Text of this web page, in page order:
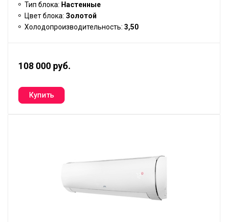
Тип блока: Настенные
Цвет блока: Золотой
Холодопроизводительность: 3,50
108 000 руб.